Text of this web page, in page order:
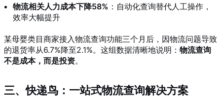
物流相关人力成本下降58% ：自动化查询替代人工操作，
效率大幅提升
某母婴类目商家接入物流查询功能三个月后，因物流问题导致
的退货率从6.7%降至2.1%。这组数据清晰地说明： 物流查询
不是成本，而是投资。
三、快递鸟：一站式物流查询解决方案